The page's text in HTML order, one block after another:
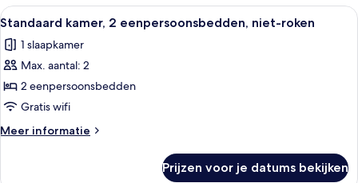
tweepersoonsbed,
roken
Alle
foto's
voor
Standaard
kamer,
2
eenpersoonsbedden,
niet-
laden
Een hotelkamer met twee bedden,
6
Standaard kamer, 2 eenpersoonsbedden, niet-roken
1 slaapkamer
Max. aantal: 2
2 eenpersoonsbedden
Gratis wifi
Meer informatie
Meer
Prijzen voor je datums bekijken